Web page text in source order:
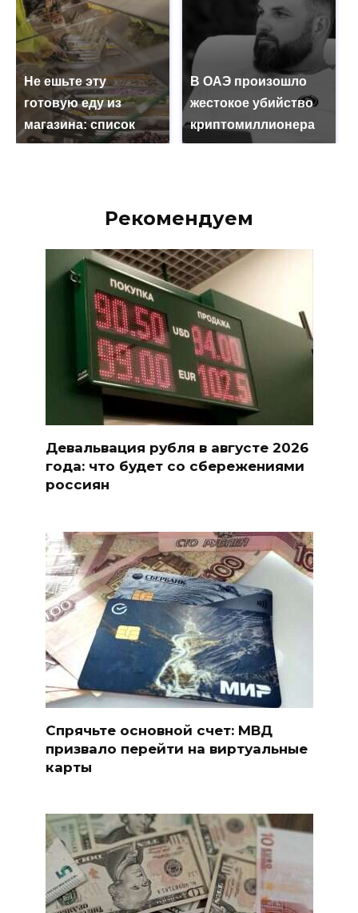
Не ешьте эту
готовую еду из
магазина: список
В ОАЭ произошло
жестокое убийство
криптомиллионера
Рекомендуем
Девальвация рубля в августе 2026
года: что будет со сбережениями
россиян
Спрячьте основной счет: МВД
призвало перейти на виртуальные
карты